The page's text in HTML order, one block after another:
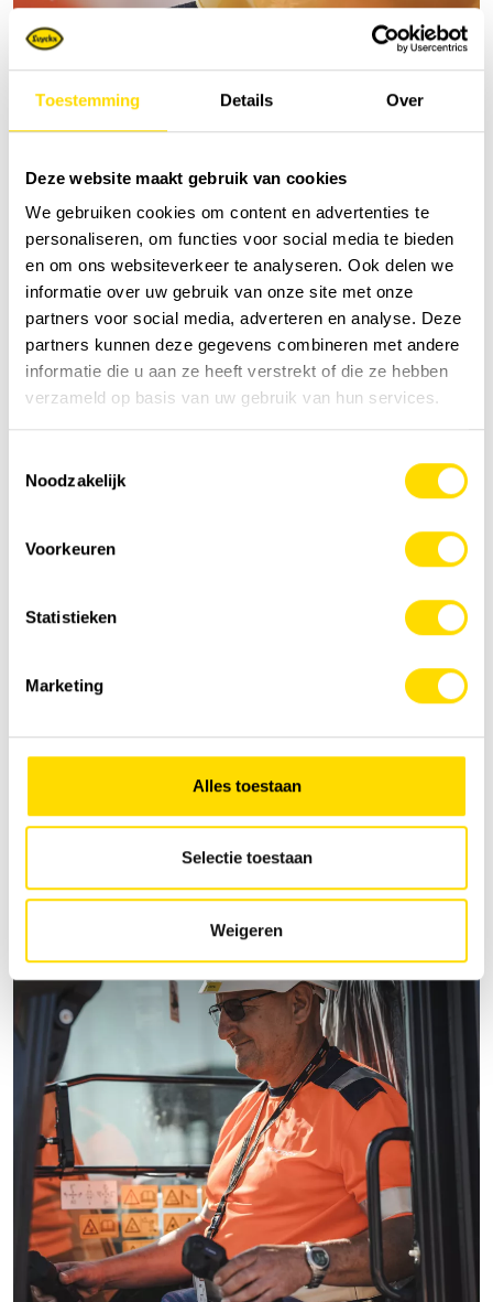
Toestemming Details Over
Deze website maakt gebruik van cookies
We gebruiken cookies om content en advertenties te
personaliseren, om functies voor social media te bieden
en om ons websiteverkeer te analyseren. Ook delen we
informatie over uw gebruik van onze site met onze
partners voor social media, adverteren en analyse. Deze
partners kunnen deze gegevens combineren met andere
informatie die u aan ze heeft verstrekt of die ze hebben
verzameld op basis van uw gebruik van hun services.
Noodzakelijk
Voorkeuren
Statistieken
Marketing
Alles toestaan
Selectie toestaan
Weigeren